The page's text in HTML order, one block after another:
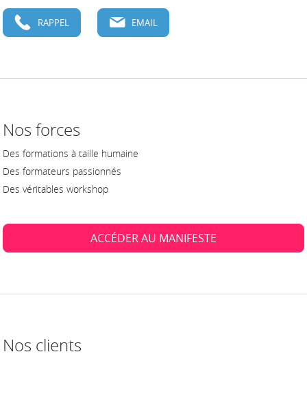
RAPPEL EMAIL
Nos forces
Des formations à taille humaine
Des formateurs passionnés
Des véritables workshop
ACCÉDER AU MANIFESTE
Nos clients